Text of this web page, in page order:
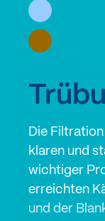
Die
klaren und
wichtiger
erreichten
und der